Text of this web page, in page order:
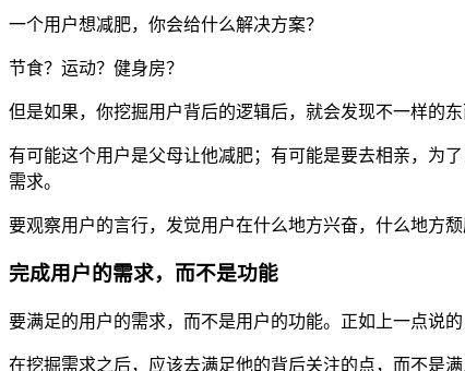
一个用户想减肥，你会给什么解决方案？
节食？运动？健身房？
但是如果，你挖掘用户背后的逻辑后，就会发现不一样的东
有可能这个用户是父母让他减肥；有可能是要去相亲，为
需求。
要观察用户的言行，发觉用户在什么地方兴奋，什么地方
完成用户的需求，而不是功能
要满足的用户的需求，而不是用户的功能。正如上一点说
在挖掘需求之后，应该去满足他的背后关注的点，而不是满